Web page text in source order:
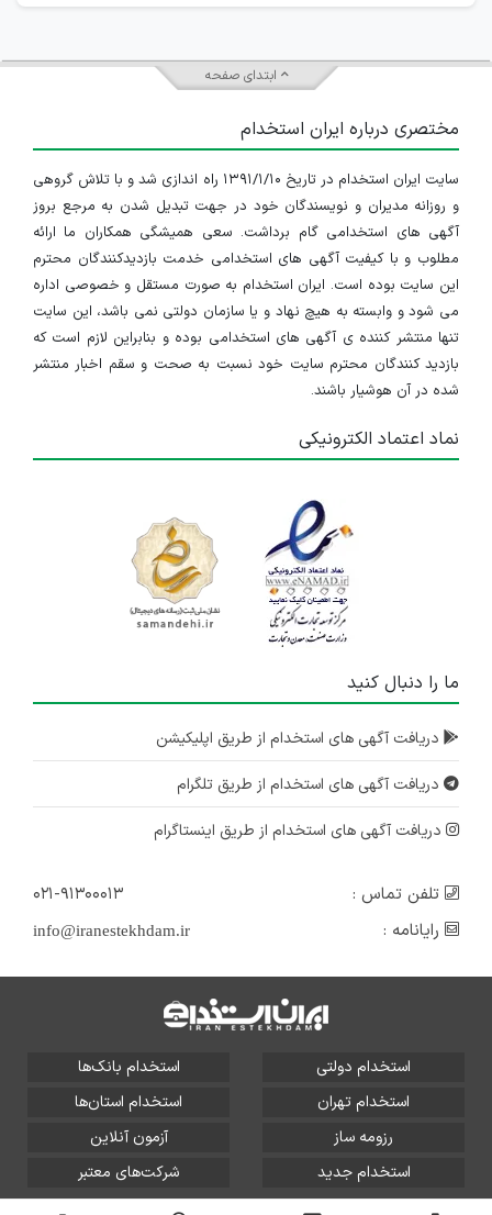
ابتدای صفحه
مختصری درباره ایران استخدام
سایت ایران استخدام در تاریخ ۱۳۹۱/۱/۱۰ راه اندازی شد و با تلاش گروهی
و روزانه مدیران و نویسندگان خود در جهت تبدیل شدن به مرجع بروز
آگهی های استخدامی گام برداشت. سعی همیشگی همکاران ما ارائه
مطلوب و با کیفیت آگهی های استخدامی خدمت بازدیدکنندگان محترم
این سایت بوده است. ایران استخدام به صورت مستقل و خصوصی اداره
می شود و وابسته به هیچ نهاد و یا سازمان دولتی نمی باشد، این سایت
تنها منتشر کننده ی آگهی های استخدامی بوده و بنابراین لازم است که
بازدید کنندگان محترم سایت خود نسبت به صحت و سقم اخبار منتشر
شده در آن هوشیار باشند.
نماد اعتماد الکترونیکی
ما را دنبال کنید
دریافت آگهی های استخدام از طریق اپلیکیشن
دریافت آگهی های استخدام از طریق تلگرام
دریافت آگهی های استخدام از طریق اینستاگرام
تلفن تماس :
۰۲۱-۹۱۳۰۰۰۱۳
رایانامه :
info@iranestekhdam.ir
استخدام دولتی
استخدام بانک‌ها
استخدام تهران
استخدام استان‌ها
رزومه ساز
آزمون آنلاین
استخدام جدید
شرکت‌های معتبر